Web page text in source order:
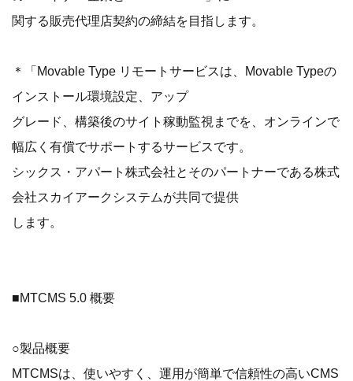
関する販売代理店契約の締結を目指します。
＊「Movable Type リモートサービスは、Movable Typeの
インストール環境設定、アップ
グレード、構築後のサイト稼動監視までを、オンラインで
幅広く有償でサポートするサービスです。
シックス・アパート株式会社とそのパートナーである株式
会社スカイアークシステムが共同で提供
します。
■MTCMS 5.0 概要
○製品概要
MTCMSは、使いやすく、運用が簡単で信頼性の高いCMS